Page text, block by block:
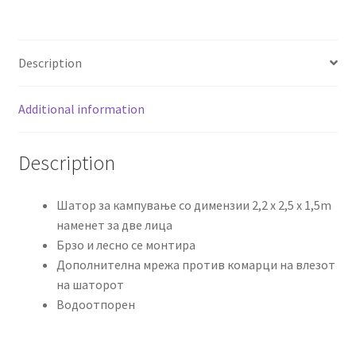
Description
Additional information
Description
Шатор за кампување со димензии 2,2 x 2,5 x 1,5m
наменет за две лица
Брзо и лесно се монтира
Дополнителна мрежа против комарци на влезот
на шаторот
Водоотпорен